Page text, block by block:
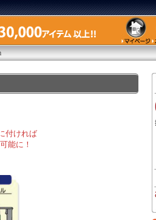
付ければ
能に！